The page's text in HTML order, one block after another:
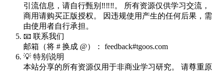
引流信息，请自行甄别‼️‼️‼️。 所有资源仅供学习交流，
商用请购买正版授权。 因违规使用产生的任何后果，需
由使用者自行承担。
📧 联系我们
邮箱（将 # 换成 @）： feedback#tgoos.com
💡 特别说明
本站分享的所有资源仅用于非商业学习研究。 请尊重原